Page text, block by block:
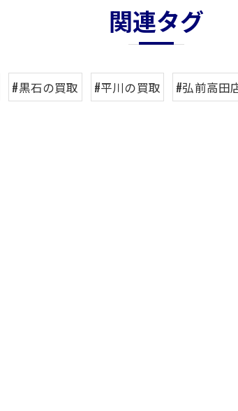
関連タグ
#黒石の買取 #平川の買取 #弘前高田